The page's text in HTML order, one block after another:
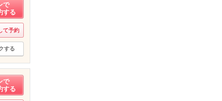
で
する
て予約
する
で
する